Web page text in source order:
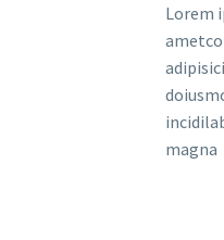
Lorem
magna